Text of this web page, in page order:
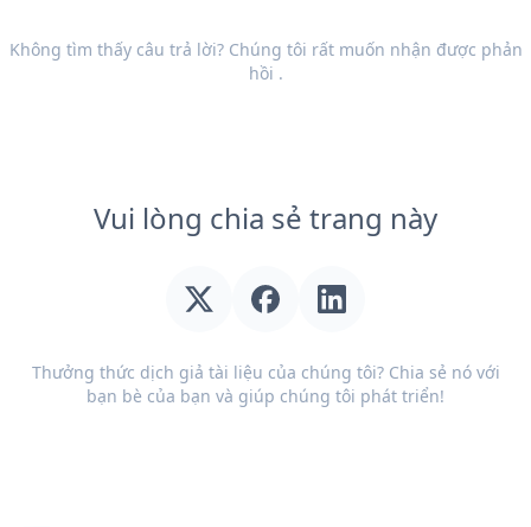
Không tìm thấy câu trả lời? Chúng tôi rất muốn nhận được phản
hồi .
Vui lòng chia sẻ trang này
Thưởng thức dịch giả tài liệu của chúng tôi? Chia sẻ nó với
bạn bè của bạn và giúp chúng tôi phát triển!